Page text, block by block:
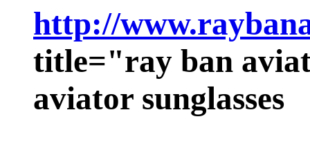
http://
title="ray ban
aviator sunglasses